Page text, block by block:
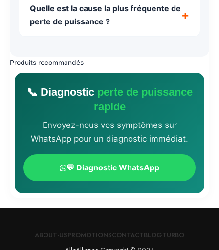
Quelle est la cause la plus fréquente de
perte de puissance ?
Produits recommandés
📞 Diagnostic perte de puissance
rapide
Envoyez-nous vos symptômes sur
WhatsApp pour un diagnostic immédiat.
💬 Diagnostic WhatsApp
ABOUT-USPROMOTIONSCONTACTBLOGTURBO